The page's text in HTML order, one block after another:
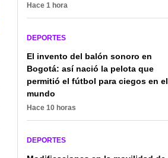
personas con enanismo
en su fiesta de
colombianos lo vieron
Hace 1 hora
DEPORTES
El invento del balón sonoro en
Bogotá: así nació la pelota que
permitió el fútbol para ciegos en el
mundo
Hace 10 horas
DEPORTES